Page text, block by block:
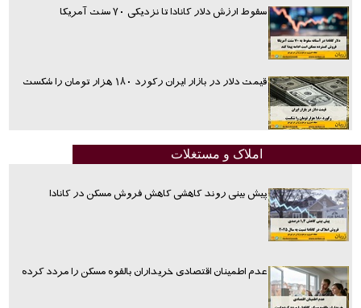
سقوط ارزش دلار کانادا تا نزدیکی ۷۰ سنت آمریکا
قیمت دلار در بازار ایران رکورد ۱۸۰ هزار تومان را شکست
املاک و مستغلات
پیش بینی روند کاهشی کاهش فروش مسکن در کانادا
عدم اطمینان اقتصادی خریداران بالقوه مسکن را مردد کرده